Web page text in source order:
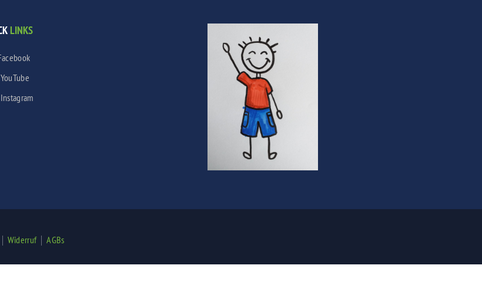
LINKS
YouTube
Instagram
| Widerruf|AGBs